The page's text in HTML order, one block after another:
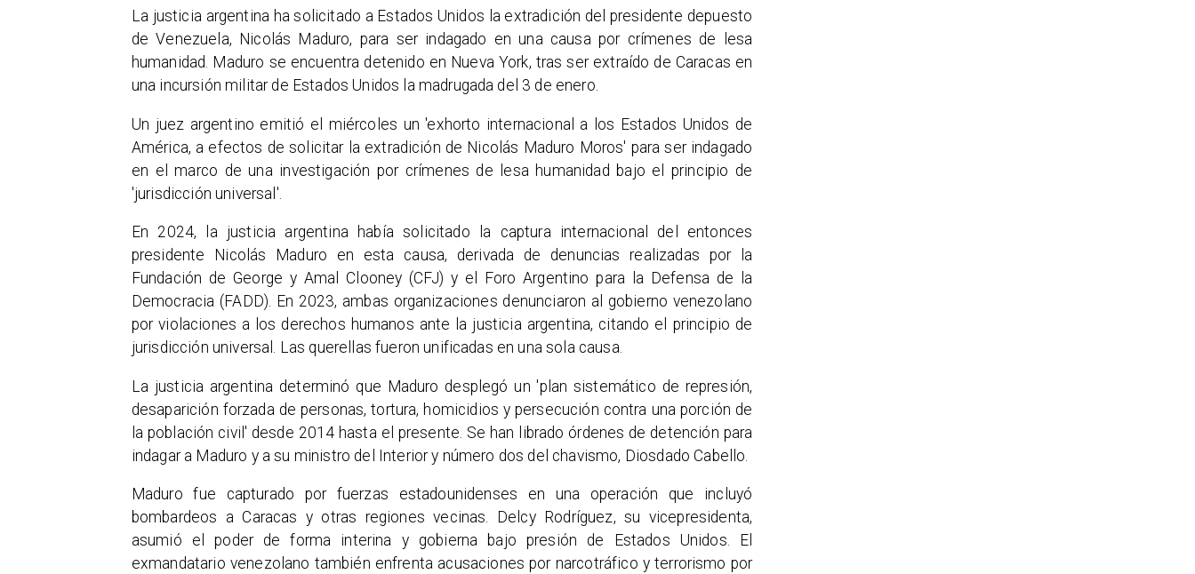
La justicia argentina ha solicitado a Estados Unidos la extradición del presidente depuesto
de Venezuela, Nicolás Maduro, para ser indagado en una causa por crímenes de lesa
humanidad. Maduro se encuentra detenido en Nueva York, tras ser extraído de Caracas en
una incursión militar de Estados Unidos la madrugada del 3 de enero.
Un juez argentino emitió el miércoles un 'exhorto internacional a los Estados Unidos de
América, a efectos de solicitar la extradición de Nicolás Maduro Moros' para ser indagado
en el marco de una investigación por crímenes de lesa humanidad bajo el principio de
'jurisdicción universal'.
En 2024, la justicia argentina había solicitado la captura internacional del entonces
presidente Nicolás Maduro en esta causa, derivada de denuncias realizadas por la
Fundación de George y Amal Clooney (CFJ) y el Foro Argentino para la Defensa de la
Democracia (FADD). En 2023, ambas organizaciones denunciaron al gobierno venezolano
por violaciones a los derechos humanos ante la justicia argentina, citando el principio de
jurisdicción universal. Las querellas fueron unificadas en una sola causa.
La justicia argentina determinó que Maduro desplegó un 'plan sistemático de represión,
desaparición forzada de personas, tortura, homicidios y persecución contra una porción de
la población civil' desde 2014 hasta el presente. Se han librado órdenes de detención para
indagar a Maduro y a su ministro del Interior y número dos del chavismo, Diosdado Cabello.
Maduro fue capturado por fuerzas estadounidenses en una operación que incluyó
bombardeos a Caracas y otras regiones vecinas. Delcy Rodríguez, su vicepresidenta,
asumió el poder de forma interina y gobierna bajo presión de Estados Unidos. El
exmandatario venezolano también enfrenta acusaciones por narcotráfico y terrorismo por